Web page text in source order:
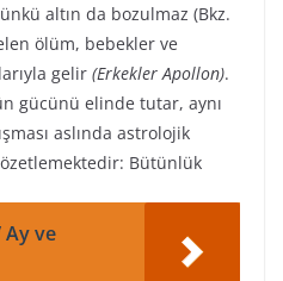
altın da bozulmaz (Bkz.
ölüm, bebekler ve
gelir (Erkekler Apollon).
gücünü elinde tutar, aynı
aslında astrolojik
Bütünlük
ve